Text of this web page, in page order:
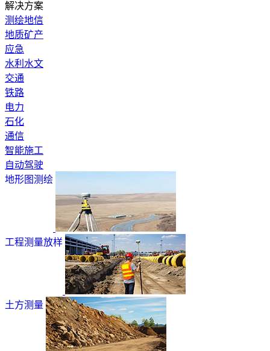
解决方案
测绘地信
地质矿产
应急
水利水文
交通
铁路
电力
石化
通信
智能施工
自动驾驶
地形图测绘
工程测量放样
土方测量